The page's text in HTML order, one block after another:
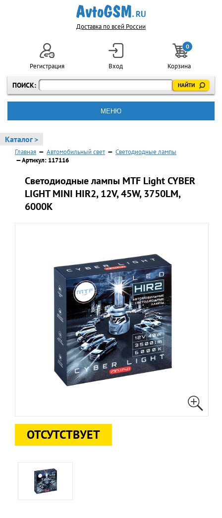
Доставка по всей России
ПОИСК:
Регистрация Вход
0
Корзина
МЕНЮ
Каталог >
Главная — Автомобильный свет — Светодиодные лампы
— Артикул: 117116
Светодиодные лампы MTF Light CYBER
LIGHT MINI HIR2, 12V, 45W, 3750LM,
6000K
ОТСУТСТВУЕТ